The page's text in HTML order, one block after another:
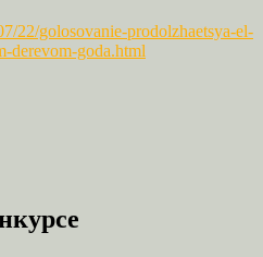
22/golosovanie-prodolzhaetsya-el-
derevom-goda.html